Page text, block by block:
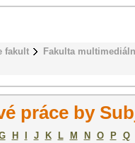
fakult
Fakulta
práce by
H J K L M N O P
Q